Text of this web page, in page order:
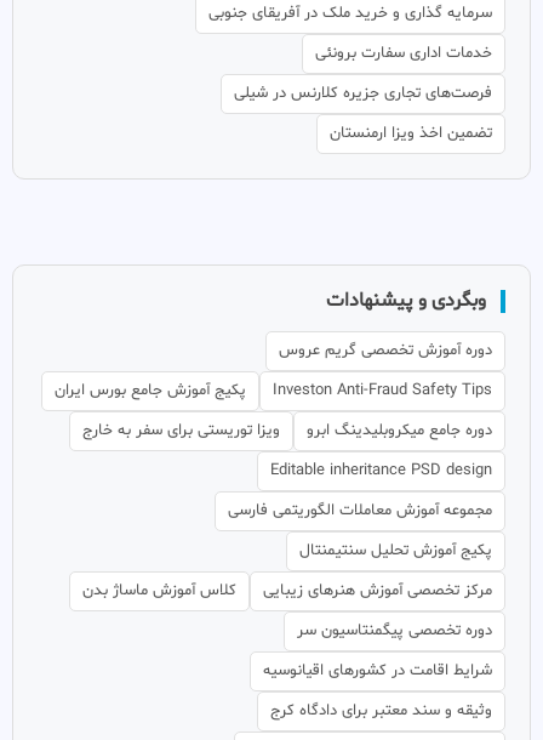
سرمایه گذاری و خرید ملک در آفریقای جنوبی
خدمات اداری سفارت برونئی
فرصت‌های تجاری جزیره کلارنس در شیلی
تضمین اخذ ویزا ارمنستان
وبگردی و پیشنهادات
دوره آموزش تخصصی گریم عروس
Investon Anti-Fraud Safety Tips
پکیج آموزش جامع بورس ایران
دوره جامع میکروبلیدینگ ابرو
ویزا توریستی برای سفر به خارج
Editable inheritance PSD design
مجموعه آموزش معاملات الگوریتمی فارسی
پکیج آموزش تحلیل سنتیمنتال
مرکز تخصصی آموزش هنرهای زیبایی
کلاس آموزش ماساژ بدن
دوره تخصصی پیگمنتاسیون سر
شرایط اقامت در کشورهای اقیانوسیه
وثیقه و سند معتبر برای دادگاه کرج